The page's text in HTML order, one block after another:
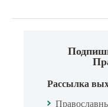
Рассылка